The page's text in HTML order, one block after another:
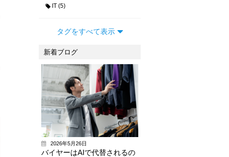
IT (5)
タグをすべて表示
新着ブログ
2026年5月26日
バイヤーはAIで代替されるの